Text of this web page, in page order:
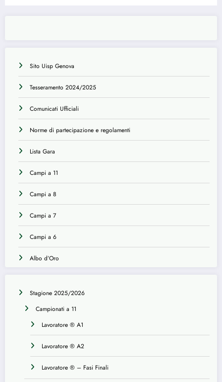
Sito Uisp Genova
Tesseramento 2024/2025
Comunicati Ufficiali
Norme di partecipazione e regolamenti
Lista Gara
Campi a 11
Campi a 8
Campi a 7
Campi a 6
Albo d’Oro
Stagione 2025/2026
Campionati a 11
Lavoratore ® A1
Lavoratore ® A2
Lavoratore ® – Fasi Finali